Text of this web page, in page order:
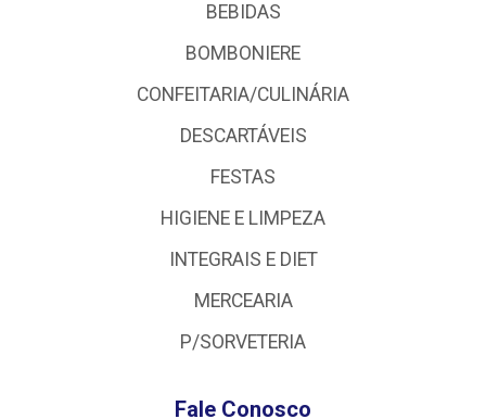
BEBIDAS
BOMBONIERE
CONFEITARIA/CULINÁRIA
DESCARTÁVEIS
FESTAS
HIGIENE E LIMPEZA
INTEGRAIS E DIET
MERCEARIA
P/SORVETERIA
Fale Conosco